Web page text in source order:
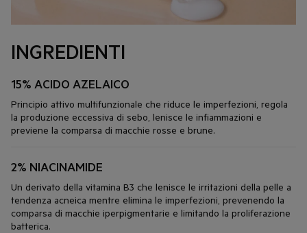
INGREDIENTI
15% ACIDO AZELAICO
Principio attivo multifunzionale che riduce le imperfezioni, regola
la produzione eccessiva di sebo, lenisce le infiammazioni e
previene la comparsa di macchie rosse e brune.
2% NIACINAMIDE
Un derivato della vitamina B3 che lenisce le irritazioni della pelle a
tendenza acneica mentre elimina le imperfezioni, prevenendo la
comparsa di macchie iperpigmentarie e limitando la proliferazione
batterica.